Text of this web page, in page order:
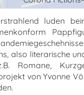
luden
also literarische
Romane,
von Yvonne